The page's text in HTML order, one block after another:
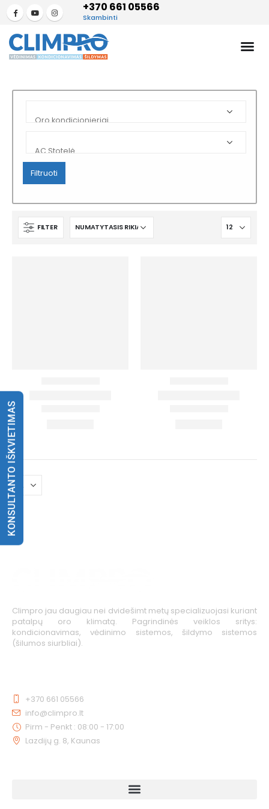
+370 661 05566
Skambinti
Filtruoti
FILTER
Climpro jau daugiau nei dvidešimt metų specializuojasi kuriant
patalpų oro klimatą. Pagrindinės veiklos sritys:
kondicionavimas, vėdinimo sistemos, šildymo sistemos
(šilumos siurbliai).
+370 661 05566
info@climpro.lt
Pirm - Penkt : 08:00 - 17:00
Lazdijų g. 8, Kaunas
KONSULTANTO IŠKVIETIMAS